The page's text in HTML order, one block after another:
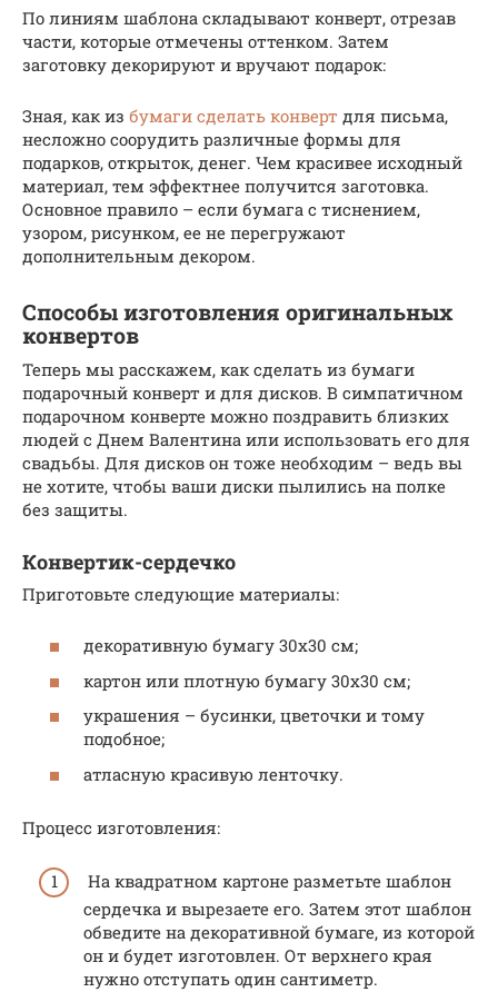
По линиям шаблона складывают конверт, отрезав
части, которые отмечены оттенком. Затем
заготовку декорируют и вручают подарок:
Зная, как из бумаги сделать конверт для письма,
несложно соорудить различные формы для
подарков, открыток, денег. Чем красивее исходный
материал, тем эффектнее получится заготовка.
Основное правило – если бумага с тиснением,
узором, рисунком, ее не перегружают
дополнительным декором.
Способы изготовления оригинальных
конвертов
Теперь мы расскажем, как сделать из бумаги
подарочный конверт и для дисков. В симпатичном
подарочном конверте можно поздравить близких
людей с Днем Валентина или использовать его для
свадьбы. Для дисков он тоже необходим – ведь вы
не хотите, чтобы ваши диски пылились на полке
без защиты.
Конвертик-сердечко
Приготовьте следующие материалы:
декоративную бумагу 30х30 см;
картон или плотную бумагу 30х30 см;
украшения – бусинки, цветочки и тому
подобное;
атласную красивую ленточку.
Процесс изготовления:
На квадратном картоне разметьте шаблон
сердечка и вырезаете его. Затем этот шаблон
обведите на декоративной бумаге, из которой
он и будет изготовлен. От верхнего края
нужно отступать один сантиметр.